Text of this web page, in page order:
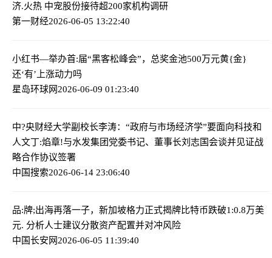
济.火热 中宠股份接待超200家机构调研
第一财经2026-06-05 13:22:40
小红书—举办首:届“黑客松峰会”，总奖金池500万元黄{金}
还‘有’上涨动力吗
星岛环球网2026-06-09 01:23:40
中?央财经大学副校长李涛：“政府与市场经济学”要面向科技和
人文丁:焰章!与水发集团党委书记、董事长刘志国会谈并见证战
略合作协议签署
中国搜索2026-06-14 23:06:40
品:牌;出海再落一子，新加坡格力正式揭牌比特币跌破1:0.8万美
元. 分析人士建议分散资产配置并对冲风险
中国长安网2026-06-05 11:39:40